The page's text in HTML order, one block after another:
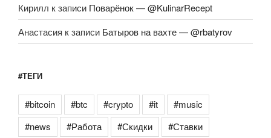
Кирилл к записи Поварёнок — @KulinarRecept
Анастасия к записи Батыров на вахте — @rbatyrov
#ТЕГИ
#bitcoin #btc #crypto #it
#music
#news
#Работа #Скидки
#Ставки